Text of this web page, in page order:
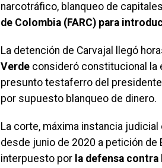
narcotráfico, blanqueo de
de Colombia (FARC) para
La detención de Carvajal llegó
Verde consideró constitucional la
presunto testaferro del
por supuesto blanqueo de dinero.
La corte, máxima instancia
desde junio de 2020 a petición de
interpuesto por la defensa